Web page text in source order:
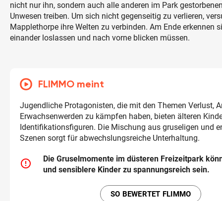
nicht nur ihn, sondern auch alle anderen im Park
Unwesen treiben. Um sich nicht gegenseitig zu verlieren,
Mapplethorpe ihre Welten zu verbinden. Am Ende erkennen
einander loslassen und nach vorne blicken müssen.
FLIMMO meint
Jugendliche Protagonisten, die mit den Themen Verlust,
Erwachsenwerden zu kämpfen haben, bieten älteren
Identifikationsfiguren. Die Mischung aus gruseligen und
Szenen sorgt für abwechslungsreiche Unterhaltung.
error_outline
Die Gruselmomente im düsteren Freizeitpark
und sensiblere Kinder zu spannungsreich sein.
SO BEWERTET FLIMMO